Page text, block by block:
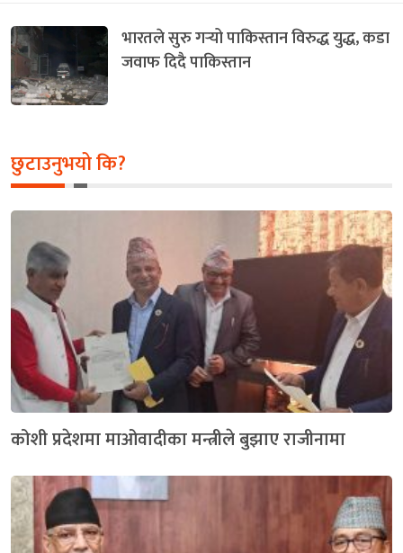
भारतले सुरु गर्‍यो पाकिस्तान विरुद्ध युद्ध, कडा
जवाफ दिदै पाकिस्तान
छुटाउनुभयो कि?
कोशी प्रदेशमा माओवादीका मन्त्रीले बुझाए राजीनामा